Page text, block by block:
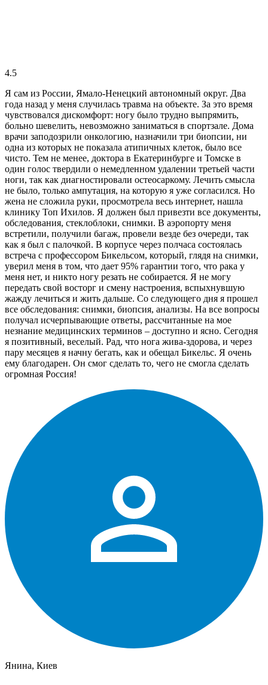
4.5
Я сам из России, Ямало-Ненецкий автономный округ. Два
года назад у меня случилась травма на объекте. За это время
чувствовался дискомфорт: ногу было трудно выпрямить,
больно шевелить, невозможно заниматься в спортзале. Дома
врачи заподозрили онкологию, назначили три биопсии, ни
одна из которых не показала атипичных клеток, было все
чисто. Тем не менее, доктора в Екатеринбурге и Томске в
один голос твердили о немедленном удалении третьей части
ноги, так как диагностировали остеосаркому. Лечить смысла
не было, только ампутация, на которую я уже согласился. Но
жена не сложила руки, просмотрела весь интернет, нашла
клинику Топ Ихилов. Я должен был привезти все документы,
обследования, стеклоблоки, снимки. В аэропорту меня
встретили, получили багаж, провели везде без очереди, так
как я был с палочкой. В корпусе через полчаса состоялась
встреча с профессором Бикельсом, который, глядя на снимки,
уверил меня в том, что дает 95% гарантии того, что рака у
меня нет, и никто ногу резать не собирается. Я не могу
передать свой восторг и смену настроения, вспыхнувшую
жажду лечиться и жить дальше. Со следующего дня я прошел
все обследования: снимки, биопсия, анализы. На все вопросы
получал исчерпывающие ответы, рассчитанные на мое
незнание медицинских терминов – доступно и ясно. Сегодня
я позитивный, веселый. Рад, что нога жива-здорова, и через
пару месяцев я начну бегать, как и обещал Бикельс. Я очень
ему благодарен. Он смог сделать то, чего не смогла сделать
огромная Россия!
Янина, Киев